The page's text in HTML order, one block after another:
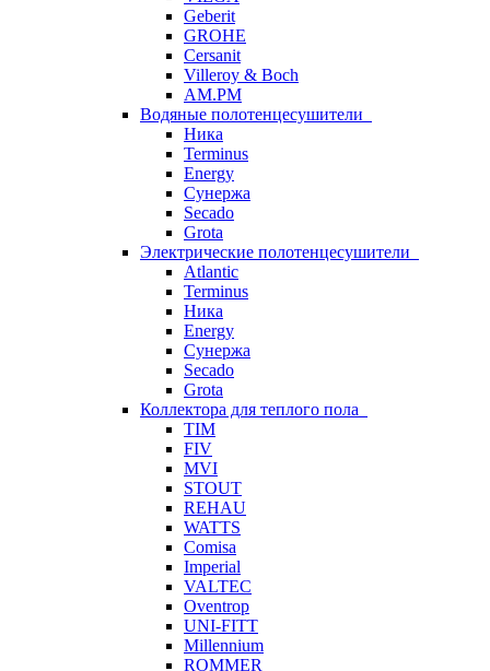
Geberit
GROHE
Cersanit
Villeroy & Boch
AM.PM
Водяные полотенцесушители
Ника
Terminus
Energy
Сунержа
Secado
Grota
Электрические полотенцесушители
Atlantic
Terminus
Ника
Energy
Сунержа
Secado
Grota
Коллектора для теплого пола
TIM
FIV
MVI
STOUT
REHAU
WATTS
Comisa
Imperial
VALTEC
Oventrop
UNI-FITT
Millennium
ROMMER